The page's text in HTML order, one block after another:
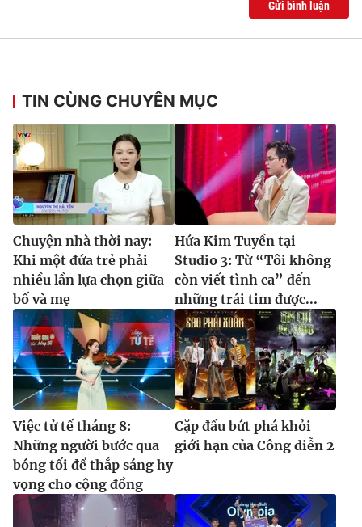
Gửi bình luận
TIN CÙNG CHUYÊN MỤC
Chuyện nhà thời nay:
Khi một đứa trẻ phải
nhiều lần lựa chọn giữa
bố và mẹ
Hứa Kim Tuyền tại
Studio 3: Từ “Tôi không
còn viết tình ca” đến
những trái tim được...
Việc tử tế tháng 8:
Những người bước qua
bóng tối để thắp sáng hy
vọng cho cộng đồng
Cặp đấu bứt phá khỏi
giới hạn của Công diễn 2